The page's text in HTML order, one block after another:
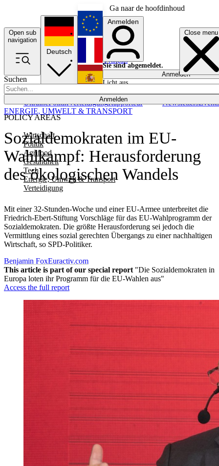
Ga naar de hoofdinhoud
Open sub
navigation
Close menu
Suchen
Anmelden
POLICY AREAS
Wirtschaft
Politik
Agrifood
Gesundheit
Tech
Energie, Umwelt & Transport
Verteidigung
UkrainePolitikVerteidigungRapporteur NewslettersEvents
Deutsch
English
Français
Anmelden
Sie sind abgemeldet.
Anmelden
Licht aus
Sozialdemokraten im EU-
Wahlkampf: Herausforderung
des ökologischen Wandels
Mit einer 32-Stunden-Woche und einer EU-Armee unterbreitet die
Friedrich-Ebert-Stiftung Vorschläge für das EU-Wahlprogramm der
Sozialdemokraten. Die größte Herausforderung sei jedoch die
Vermittlung eines sozial gerechten Übergangs zu einer nachhaltigen
Wirtschaft, so SPD-Politiker.
ENERGIE, UMWELT & TRANSPORT
Benjamin FoxEuractiv.com
This article is part of our special report "Die Sozialdemokraten in
Europa loten ihr Programm für die EU-Wahlen aus"
Access the full report